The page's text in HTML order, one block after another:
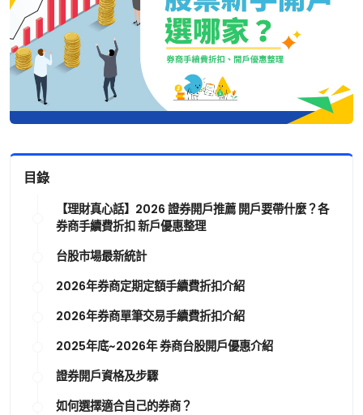
目錄
【理財真心話】2026 證券開戶推薦 開戶要帶什麼？各
券商手續費折扣 新戶優惠整理
台股市場最新統計
2026年券商定期定額手續費折扣介紹
2026年券商單筆交易手續費折扣介紹
2025年底~2026年 券商台股開戶優惠介紹
證券開戶資格及步驟
如何選擇適合自己的券商？